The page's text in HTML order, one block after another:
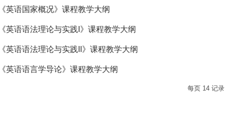
《英语国家概况》课程教学大纲
《英语语法理论与实践I》课程教学大纲
《英语语法理论与实践II》课程教学大纲
《英语语言学导论》课程教学大纲
每页 14 记录